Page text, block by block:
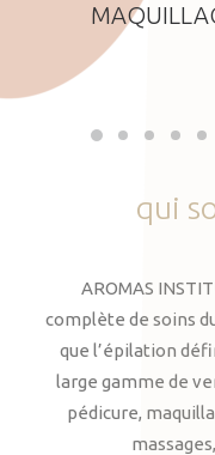
qui
AROMAS
complète de soins
que l’épilation
large gamme de
pédicure,